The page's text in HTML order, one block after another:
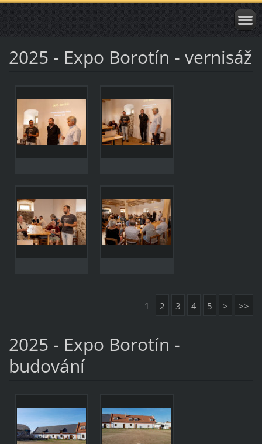
2025 - Expo Borotín - vernisáž
1 2 3 4 5 > >>
2025 - Expo Borotín -
budování